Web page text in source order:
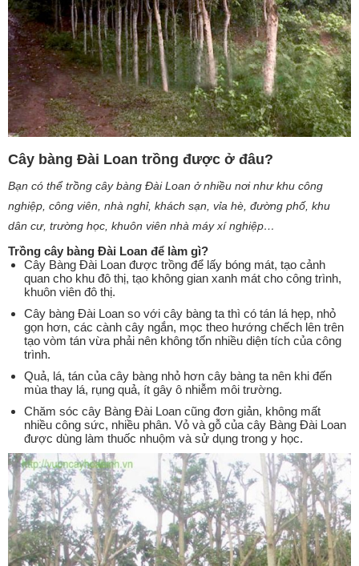
Cây bàng Đài Loan trồng được ở đâu?
Bạn có thể trồng cây bàng Đài Loan ở nhiều nơi như khu công
nghiệp, công viên, nhà nghỉ, khách sạn, vỉa hè, đường phố, khu
dân cư, trường học, khuôn viên nhà máy xí nghiệp…
Trồng cây bàng Đài Loan để làm gì?
Cây Bàng Đài Loan được trồng để lấy bóng mát, tạo cảnh
quan cho khu đô thị, tạo không gian xanh mát cho công trình,
khuôn viên đô thị.
Cây bàng Đài Loan so với cây bàng ta thì có tán lá hẹp, nhỏ
gọn hơn, các cành cây ngắn, mọc theo hướng chếch lên trên
tạo vòm tán vừa phải nên không tốn nhiều diện tích của công
trình.
Quả, lá, tán của cây bàng nhỏ hơn cây bàng ta nên khi đến
mùa thay lá, rụng quả, ít gây ô nhiễm môi trường.
Chăm sóc cây Bàng Đài Loan cũng đơn giản, không mất
nhiều công sức, nhiều phân. Vỏ và gỗ của cây Bàng Đài Loan
được dùng làm thuốc nhuộm và sử dụng trong y học.